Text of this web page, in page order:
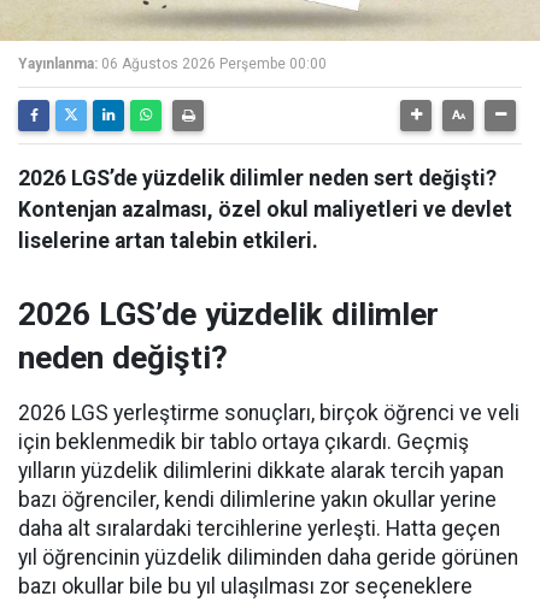
Yayınlanma: 06 Ağustos 2026 Perşembe 00:00
2026 LGS’de yüzdelik dilimler neden sert değişti?
Kontenjan azalması, özel okul maliyetleri ve devlet
liselerine artan talebin etkileri.
2026 LGS’de yüzdelik dilimler
neden değişti?
2026 LGS yerleştirme sonuçları, birçok öğrenci ve veli
için beklenmedik bir tablo ortaya çıkardı. Geçmiş
yılların yüzdelik dilimlerini dikkate alarak tercih yapan
bazı öğrenciler, kendi dilimlerine yakın okullar yerine
daha alt sıralardaki tercihlerine yerleşti. Hatta geçen
yıl öğrencinin yüzdelik diliminden daha geride görünen
bazı okullar bile bu yıl ulaşılması zor seçeneklere